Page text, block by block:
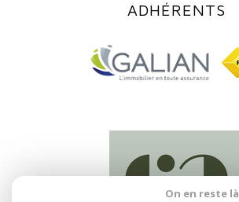
ADHÉRENTS
On en reste là